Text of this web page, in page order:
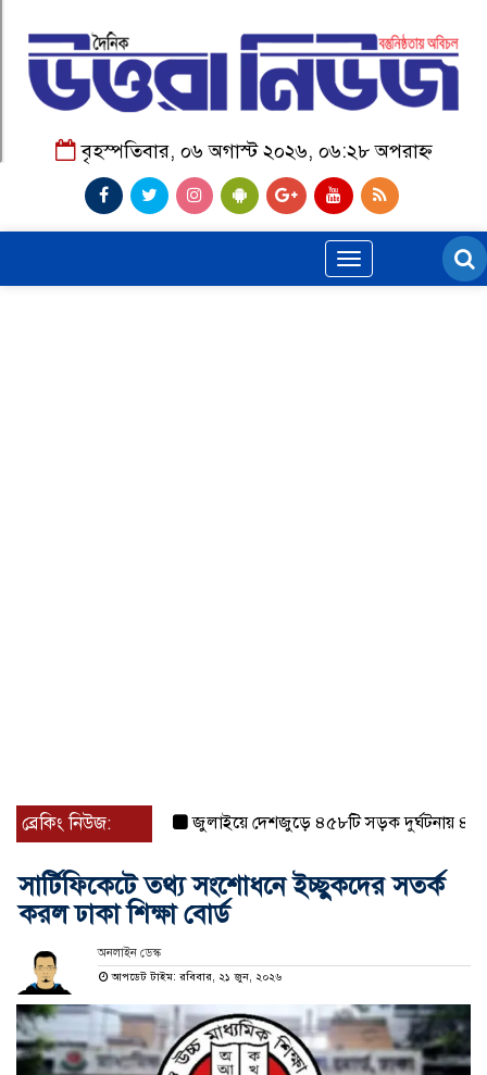
বৃহস্পতিবার, ০৬ অগাস্ট ২০২৬, ০৬:২৮ অপরাহ্ন
Toggle
navigation
ব্রেকিং নিউজ: জুলাইয়ে দেশজুড়ে ৪৫৮টি সড়ক দুর্ঘটনায় ৪১৬ জন
সার্টিফিকেটে তথ্য সংশোধনে ইচ্ছুকদের সতর্ক
করল ঢাকা শিক্ষা বোর্ড
অনলাইন ডেস্ক
আপডেট টাইম: রবিবার, ২১ জুন, ২০২৬